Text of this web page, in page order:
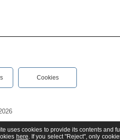
Cookies
uses cookies to provide its contents and
here. If you select "Reject", only